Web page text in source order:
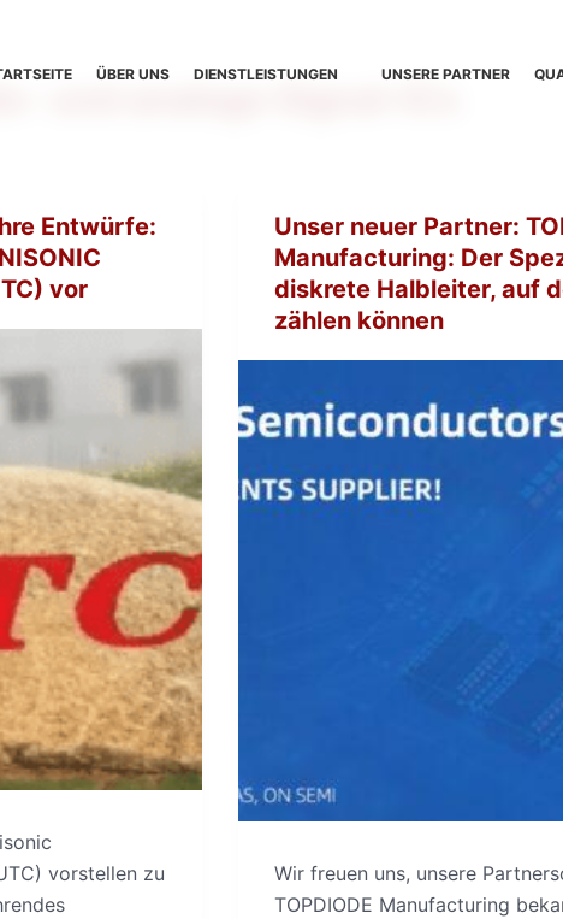
ÜBER UNS DIENSTLEISTUNGEN UNSERE PARTNER
Entwürfe:
vor
vorstellen zu
Unser neuer Partner:
Manufacturing: Der
diskrete Halbleiter, auf
zählen können
Wir freuen uns, unsere
TOPDIODE Manufacturing